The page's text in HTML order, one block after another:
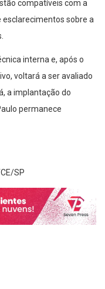
compatíveis com a
esclarecimentos sobre a
interna e, após o
voltará a ser avaliado
a implantação do
permanece
SP